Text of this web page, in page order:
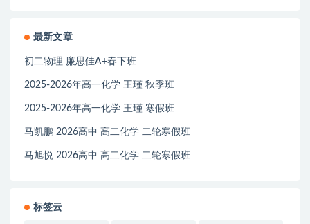
最新文章
初二物理 廉思佳A+春下班
2025-2026年高一化学 王瑾 秋季班
2025-2026年高一化学 王瑾 寒假班
马凯鹏 2026高中 高二化学 二轮寒假班
马旭悦 2026高中 高二化学 二轮寒假班
标签云